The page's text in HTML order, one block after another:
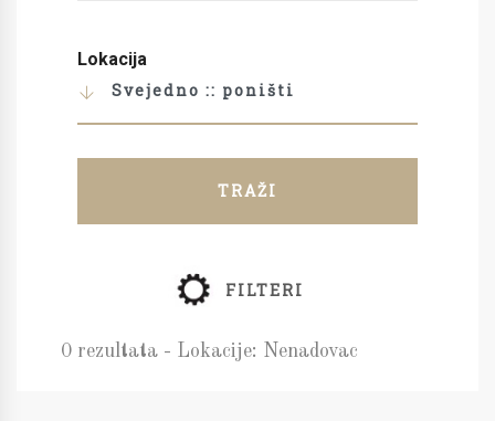
Lokacija
Svejedno :: poništi
TRAŽI
FILTERI
0 rezultata - Lokacije: Nenadovac